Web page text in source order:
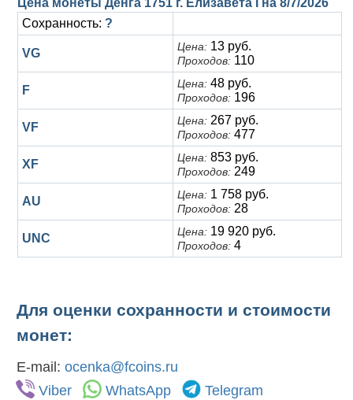
Таврические монеты
Для Пруссии
Ливонезы
Екатерина I (1725-1727)
Петр I (1682-1725)
Серебро
Медь
Цена монеты Денга 1751 г. Елизавета I на 8/7/2026
Сохранность: ?
VG Цена: 13 руб.
Проходов: 110
F Цена: 48 руб.
Проходов: 196
VF Цена: 267 руб.
Проходов: 477
XF Цена: 853 руб.
Проходов: 249
AU Цена: 1 758 руб.
Проходов: 28
UNC Цена: 19 920 руб.
Проходов: 4
Для оценки сохранности и стоимости
монет:
E-mail: ocenka@fcoins.ru
Viber
WhatsApp Telegram